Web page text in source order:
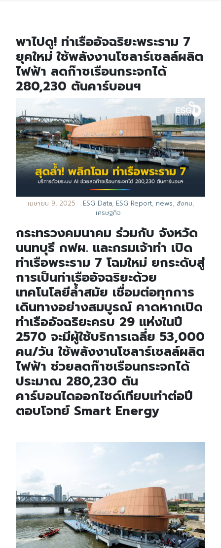
พาไปดู! ท่าเรืออัจฉริยะพระราม 7
ยุคใหม่ ใช้พลังงานโซลาร์เซลล์ผลิต
ไฟฟ้า ลดก๊าซเรือนกระจกได้
280,230 ตันคาร์บอนฯ
เมษายน 9, 2025 ESG Data, ESG Report, news, สังคม,
เศรษฐกิจ
กระทรวงคมนาคม ร่วมกับ จังหวัด
นนทบุรี กฟผ. และกรมเจ้าท่า เปิด
ท่าเรือพระราม 7 โฉมใหม่ ยกระดับสู่
การเป็นท่าเรืออัจฉริยะด้วย
เทคโนโลยีล้ำสมัย เชื่อมต่อทุกการ
เดินทางอย่างสมบูรณ์ คาดหากเปิด
ท่าเรืออัจฉริยะครบ 29 แห่งในปี
2570 จะมีผู้ใช้บริการเฉลี่ย 53,000
คน/วัน ใช้พลังงานโซลาร์เซลล์ผลิต
ไฟฟ้า ช่วยลดก๊าซเรือนกระจกได้
ประมาณ 280,230 ตัน
คาร์บอนไดออกไซด์เทียบเท่าต่อปี
ตอบโจทย์ Smart Energy